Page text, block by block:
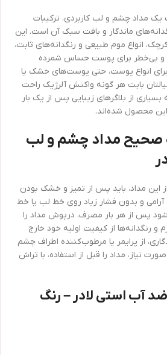
یک مداد چشم و لب کاربردی، ترکیبات
ماندگار و بافت سبک آن است. این
انواع موم طبیعی و رنگدانه‌های ثابت،
و بی‌خطر برای پوست حساس شمرده
انواع پوست، حتی پوست‌های خشک یا
بابت هر گونه واکنش آلرژیک راحت
از بلاگرهای زیبایی پس از یک بار
این محصول شده‌اند.
صحیح مداد چشم و لب
این مداد، باید پس از تمیز و خشک بودن
آرامی و بدون فشار زیاد روی خط لب یا خط
پس از هر بار مصرف، درپوش مداد را
و رنگدانه‌ها از کیفیت اولیه خود خارج
از پرایمر یا مرطوب‌کننده اطراف چشم
نیاز، مداد را قبل از استفاده، با تراش
آب استی لادر – رنگ